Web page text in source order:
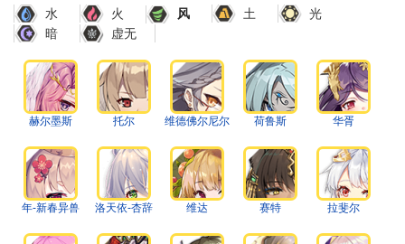
水 火 风 土
光
暗
虚无
赫尔墨斯 托尔 维德佛尔尼尔 荷鲁斯 华胥
年-新春异兽 洛天依-杏辞 维达 赛特 拉斐尔